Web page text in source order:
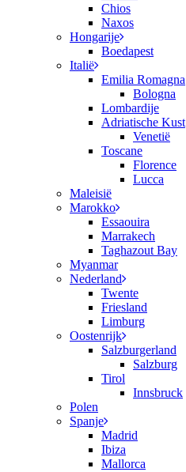
Chios
Naxos
Hongarije
Boedapest
Italië
Emilia Romagna
Bologna
Lombardije
Adriatische Kust
Venetië
Toscane
Florence
Lucca
Maleisië
Marokko
Essaouira
Marrakech
Taghazout Bay
Myanmar
Nederland
Twente
Friesland
Limburg
Oostenrijk
Salzburgerland
Salzburg
Tirol
Innsbruck
Polen
Spanje
Madrid
Ibiza
Mallorca